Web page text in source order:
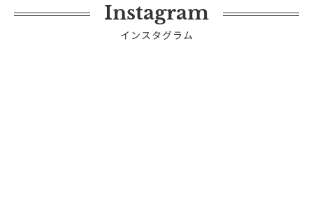
Instagram
インスタグラム